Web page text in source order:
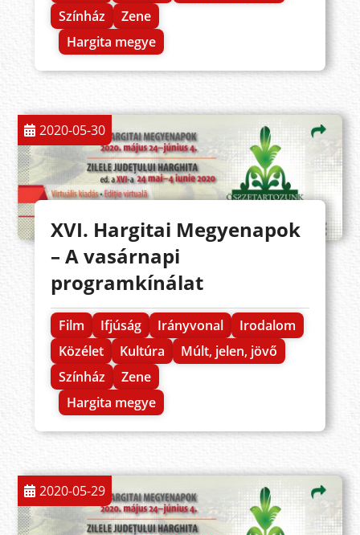
Színház
Zene
Hargita megye
2020-05-30
XVI. Hargitai Megyenapok
– A vasárnapi
programkínálat
Film Ifjúság Irányvonal
Irodalom
Közélet
Kultúra
Múlt, jelen, jövő
Színház
Zene
Hargita megye
2020-05-29